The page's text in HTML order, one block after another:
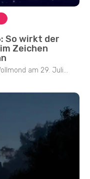
So wirkt der
Zeichen
am 29. Juli...